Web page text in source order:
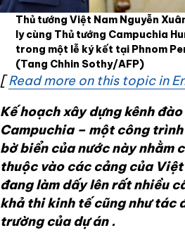
Thủ tướng Việt Nam Nguyễn
ly cùng Thủ tướng Campuchia
trong một lễ ký kết tại Phnom
(Tang Chhin Sothy/AFP)
[Read more on this topic in
Kế hoạch xây dựng kênh
Campuchia – một công trình
bờ biển của nước này nhằm
thuộc vào các cảng của Việt
đang làm dấy lên rấtnhiều
khả thi kinh tế cũng nhưtác
trường của dự án .